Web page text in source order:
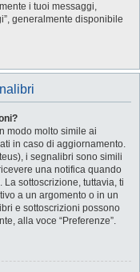
i tuoi messaggi,
generalmente disponibile
modo molto simile ai
in caso di aggiornamento.
i segnalibri sono simili
una notifica quando
sottoscrizione, tuttavia, ti
a un argomento o in un
e sottoscrizioni possono
alla voce “Preferenze”.